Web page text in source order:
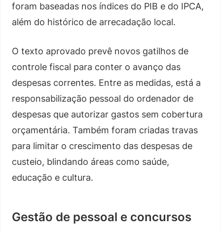
foram baseadas nos índices do PIB e do IPCA,
além do histórico de arrecadação local.
O texto aprovado prevê novos gatilhos de
controle fiscal para conter o avanço das
despesas correntes. Entre as medidas, está a
responsabilização pessoal do ordenador de
despesas que autorizar gastos sem cobertura
orçamentária. Também foram criadas travas
para limitar o crescimento das despesas de
custeio, blindando áreas como saúde,
educação e cultura.
Gestão de pessoal e concursos